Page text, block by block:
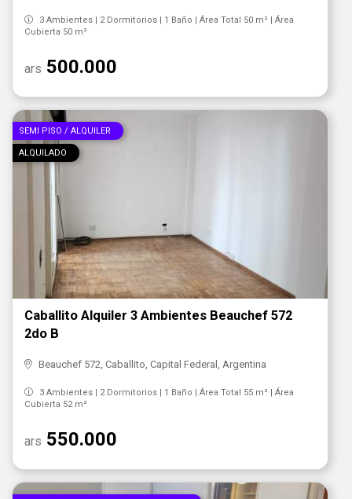
3 Ambientes | 2 Dormitorios | 1 Baño | Área Total 50 m² | Área
Cubierta 50 m²
ars 500.000
SEMI PISO / ALQUILER
ALQUILADO
Caballito Alquiler 3 Ambientes Beauchef 572
2do B
Beauchef 572, Caballito, Capital Federal, Argentina
3 Ambientes | 2 Dormitorios | 1 Baño | Área Total 55 m² | Área
Cubierta 52 m²
ars 550.000